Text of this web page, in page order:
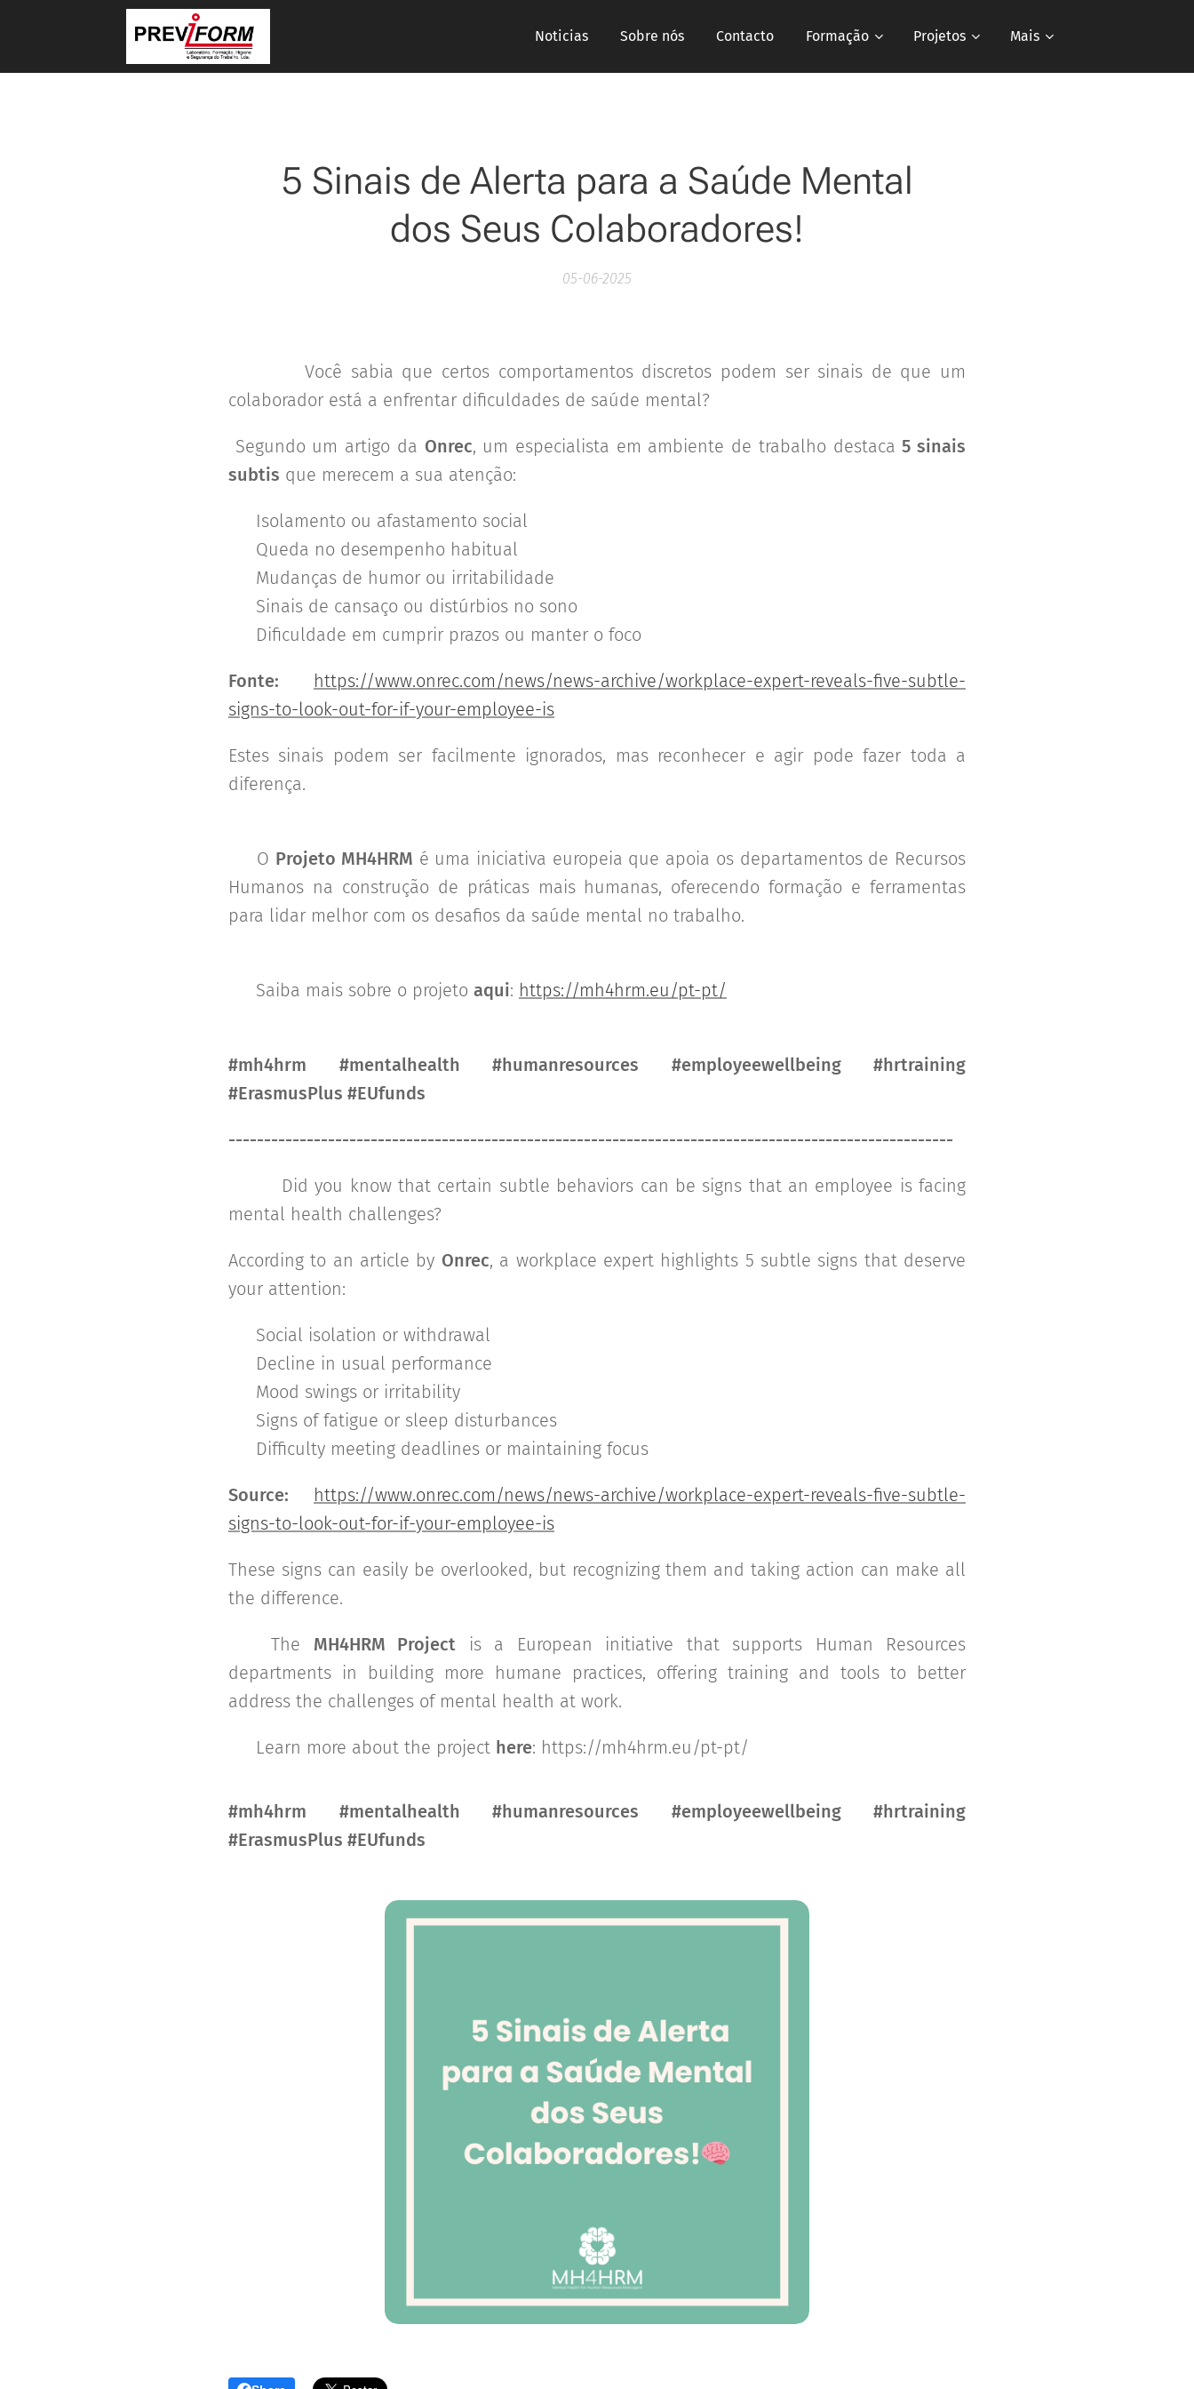
Noticias Sobre nós Contacto Formação Projetos Mais
5 Sinais de Alerta para a Saúde Mental
dos Seus Colaboradores!
05-06-2025
🔍🧠 Você sabia que certos comportamentos discretos podem ser sinais de que um
colaborador está a enfrentar dificuldades de saúde mental?
Segundo um artigo da Onrec, um especialista em ambiente de trabalho destaca5 sinais
subtis que merecem a sua atenção:
🔷 Isolamento ou afastamento social
🔷 Queda no desempenho habitual
🔷 Mudanças de humor ou irritabilidade
🔷 Sinais de cansaço ou distúrbios no sono
🔷 Dificuldade em cumprir prazos ou manter o foco
Fonte: https://www.onrec.com/news/news-archive/workplace-expert-reveals-five-subtle-
signs-to-look-out-for-if-your-employee-is
Estes sinais podem ser facilmente ignorados, mas reconhecer e agir pode fazer toda a
diferença.
👉 O Projeto MH4HRM é uma iniciativa europeia que apoia os departamentos de Recursos
Humanos na construção de práticas mais humanas, oferecendo formação e ferramentas
para lidar melhor com os desafios da saúde mental no trabalho.
📚 Saiba mais sobre o projeto aqui: https://mh4hrm.eu/pt-pt/
#mh4hrm #mentalhealth #humanresources #employeewellbeing #hrtraining
#ErasmusPlus #EUfunds
------------------------------------------------------------------------------------------------------
🔍🧠 Did you know that certain subtle behaviors can be signs that an employee is facing
mental health challenges?
According to an article by Onrec, a workplace expert highlights 5 subtle signs that deserve
your attention:
🔷 Social isolation or withdrawal
🔷 Decline in usual performance
🔷 Mood swings or irritability
🔷 Signs of fatigue or sleep disturbances
🔷 Difficulty meeting deadlines or maintaining focus
Source:
https://www.onrec.com/news/news-archive/workplace-expert-reveals-five-subtle-
signs-to-look-out-for-if-your-employee-is
These signs can easily be overlooked, but recognizing them and taking action can make all
the difference.
👉 The MH4HRM Project is a European initiative that supports Human Resources
departments in building more humane practices, offering training and tools to better
address the challenges of mental health at work.
📚 Learn more about the project here: https://mh4hrm.eu/pt-pt/
#mh4hrm #mentalhealth #humanresources #employeewellbeing #hrtraining
#ErasmusPlus #EUfunds